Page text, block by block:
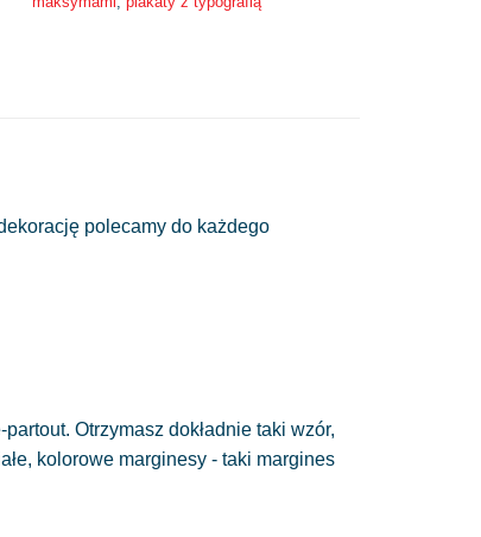
polecamy do każdego
Otrzymasz dokładnie taki wzór,
kolorowe marginesy - taki margines